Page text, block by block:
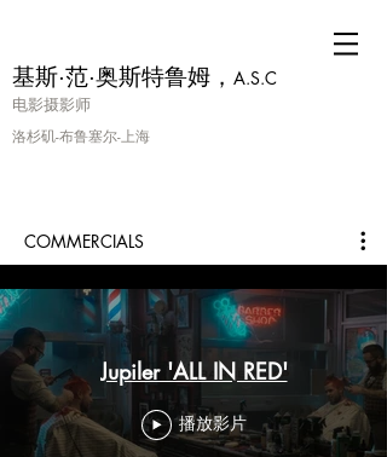
基斯·范·奥斯特鲁姆， A.S.C
洛杉矶-布鲁塞尔-上海
电影摄影师
COMMERCIALS
Jupiler 'ALL IN RED'
播放影片